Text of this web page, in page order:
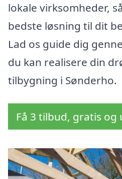
lokale virksomheder,
bedste løsning til dit
Lad os guide dig
du kan realisere din
tilbygning i Sønderho.
Få 3 tilbud, gratis